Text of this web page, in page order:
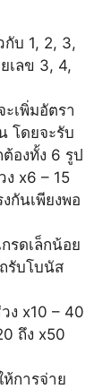
กับ 1, 2, 3,
เลข 3, 4,
เพิ่มอัตรา
โดยจะรับ
องทั้ง 6 รูป
x6 – 15
กันเพียงพอ
รดเล็กน้อย
รับโบนัส
ง x10 – 40
ถึง x50
การจ่าย